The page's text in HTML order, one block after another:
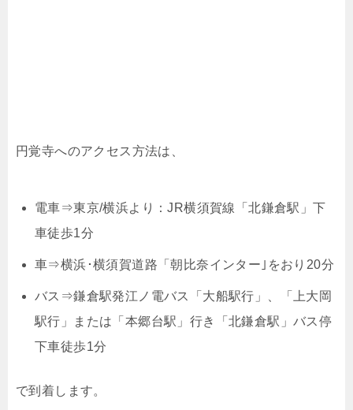
円覚寺へのアクセス方法は、
電車⇒東京/横浜より：JR横須賀線「北鎌倉駅」下
車徒歩1分
車⇒横浜･横須賀道路「朝比奈インター｣をおり20分
バス⇒鎌倉駅発江ノ電バス「大船駅行」、「上大岡
駅行」または「本郷台駅」行き「北鎌倉駅」バス停
下車徒歩1分
で到着します。